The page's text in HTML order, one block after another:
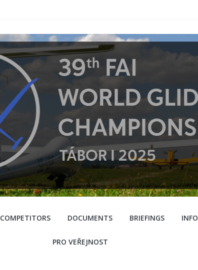
COMPETITORS DOCUMENTS BRIEFINGS INFO
PRO VEŘEJNOST